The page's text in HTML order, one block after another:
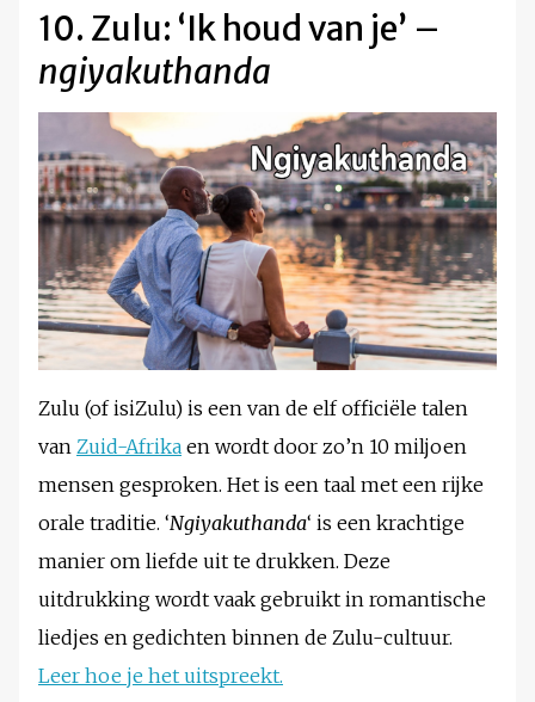
10. Zulu: ‘Ik houd van je’ –
ngiyakuthanda
Zulu (of isiZulu) is een van de elf officiële talen
van Zuid-Afrika en wordt door zo’n 10 miljoen
mensen gesproken. Het is een taal met een rijke
orale traditie. ‘Ngiyakuthanda‘ is een krachtige
manier om liefde uit te drukken. Deze
uitdrukking wordt vaak gebruikt in romantische
liedjes en gedichten binnen de Zulu-cultuur.
Leer hoe je het uitspreekt.